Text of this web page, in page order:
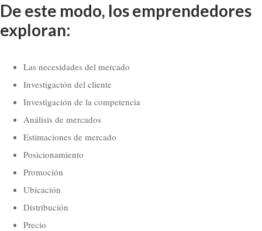
De este modo, los emprendedores
exploran:
Las necesidades del mercado
Investigación del cliente
Investigación de la competencia
Análisis de mercados
Estimaciones de mercado
Posicionamiento
Promoción
Ubicación
Distribución
Precio